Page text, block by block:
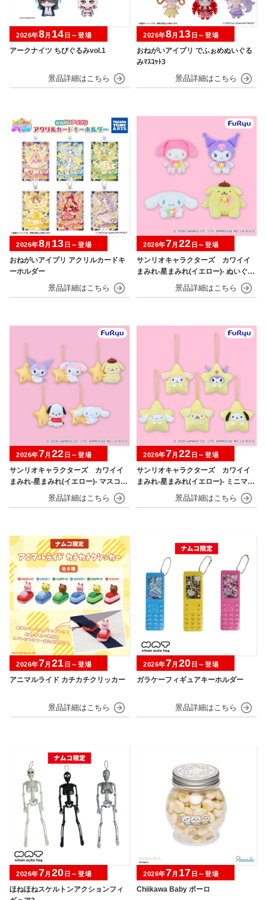
アークナイツ ちびぐるみvol.1
2026年8月 14 日～登場
おねがいアイプリ でふぉめぬいぐる
みﾏｽｺｯﾄ3
2026年8月 13 日～登場
おねがいアイプリ アクリルカードキ
ーホルダー
2026年8月 13 日～登場
サンリオキャラクターズ カワイイ
まみれ-星まみれ(イエロー)- ぬいぐる
2026年7月 22 日～登場
サンリオキャラクターズ カワイイ
まみれ-星まみれ(イエロー)- マスコッ
2026年7月 22 日～登場
サンリオキャラクターズ カワイイ
まみれ-星まみれ(イエロー)- ミニマス
2026年7月 22 日～登場
アニマルライド カチカチクリッカー
2026年7月 21 日～登場
ガラケーフィギュアキーホルダー
2026年7月 20 日～登場
ほねほねスケルトンアクションフィ
2026年7月 20 日～登場
Chiikawa Baby ボーロ
2026年7月 17 日～登場